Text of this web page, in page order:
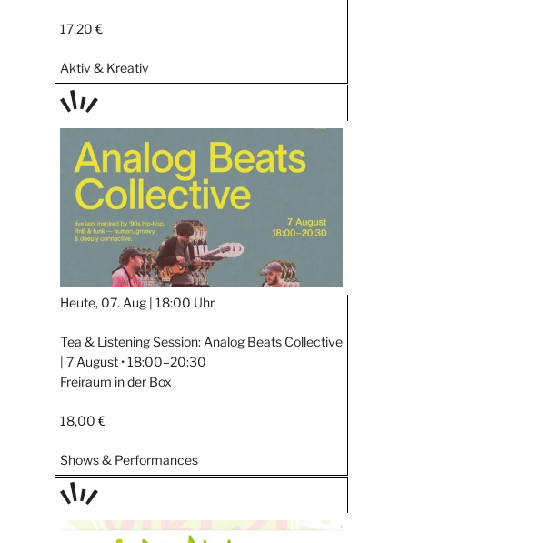
17,20 €
Aktiv & Kreativ
TAGE
STIPP
Heute, 07. Aug | 18:00 Uhr
Tea & Listening Session: Analog Beats Collective
| 7 August • 18:00–20:30
Freiraum in der Box
18,00 €
Shows & Performances
TAGE